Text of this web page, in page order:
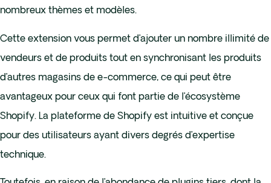
nombreux thèmes et modèles.
Cette extension vous permet d’ajouter un nombre illimité de
vendeurs et de produits tout en synchronisant les produits
d’autres magasins de e-commerce, ce qui peut être
avantageux pour ceux qui font partie de l’écosystème
Shopify. La plateforme de Shopify est intuitive et conçue
pour des utilisateurs ayant divers degrés d’expertise
technique.